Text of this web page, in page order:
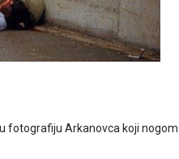
fotografiju Arkanovca koji nogom